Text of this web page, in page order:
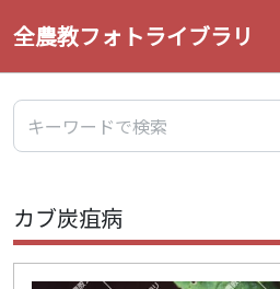
全農教フォトライブラリ
カブ炭疽病